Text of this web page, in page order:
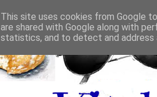
This site uses cookies from Google
are shared with Google along with
statistics, and to detect and address